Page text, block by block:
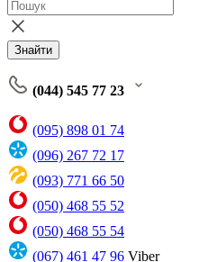
Знайти
(044) 545 77 23
(095) 898 01 74
(096) 267 72 17
(093) 771 66 50
(050) 468 55 52
(050) 468 55 54
(067) 461 47 96 Viber